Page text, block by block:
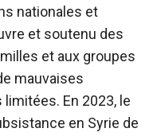
nationales et
et soutenu des
et aux groupes
mauvaises
En 2023, le
en Syrie de